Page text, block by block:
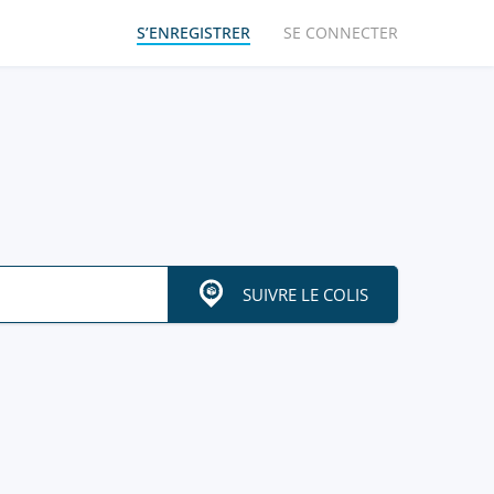
S’ENREGISTRER SE CONNECTER
SUIVRE LE COLIS